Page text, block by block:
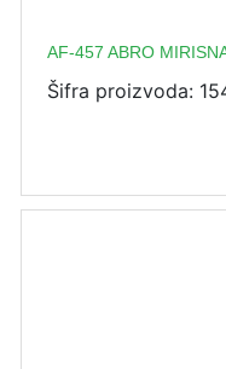
AF-457 ABRO
Šifra proizvoda: